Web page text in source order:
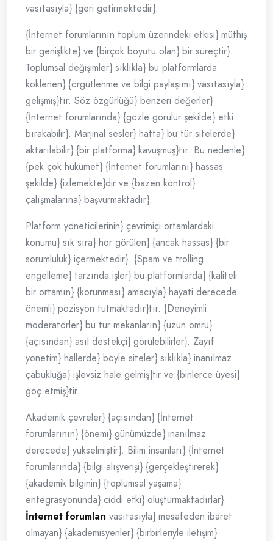
vasıtasıyla} {geri getirmektedir}.
{İnternet forumlarının toplum üzerindeki etkisi} müthiş
bir genişlikte} ve {birçok boyutu olan} bir süreçtir}.
Toplumsal değişimler} sıklıkla} bu platformlarda
köklenen} {örgütlenme ve bilgi paylaşımı} vasıtasıyla}
gelişmiş}tır. Söz özgürlüğü} benzeri değerler}
{İnternet forumlarında} {gözle görülür şekilde} etki
bırakabilir}. Marjinal sesler} hatta} bu tür sitelerde}
aktarılabilir} {bir platforma} kavuşmuş}tır. Bu nedenle}
{pek çok hükümet} {İnternet forumlarını} hassas
şekilde} {izlemekte}dir ve {bazen kontrol}
çalışmalarına} başvurmaktadır}.
Platform yöneticilerinin} çevrimiçi ortamlardaki
konumu} sık sıra} hor görülen} {ancak hassas} {bir
sorumluluk} içermektedir}. {Spam ve trolling
engelleme} tarzında işler} bu platformlarda} {kaliteli
bir ortamın} {korunması} amacıyla} hayati derecede
önemli} pozisyon tutmaktadır}tır. {Deneyimli
moderatörler} bu tür mekanların} {uzun ömrü}
{açısından} asıl destekçi} görülebilirler}. Zayıf
yönetim} hallerde} böyle siteler} sıklıkla} inanılmaz
çabukluğa} işlevsiz hale gelmiş}tir ve {binlerce üyesi}
göç etmiş}tir.
Akademik çevreler} {açısından} {İnternet
forumlarının} {önemi} günümüzde} inanılmaz
derecede} yükselmiştir}. Bilim insanları} {İnternet
forumlarında} {bilgi alışverişi} {gerçekleştirerek}
{akademik bilginin} {toplumsal yaşama}
entegrasyonunda} ciddi etki} oluşturmaktadırlar}.
İnternet forumları vasıtasıyla} mesafeden ibaret
olmayan} {akademisyenler} {birbirleriyle iletişim}